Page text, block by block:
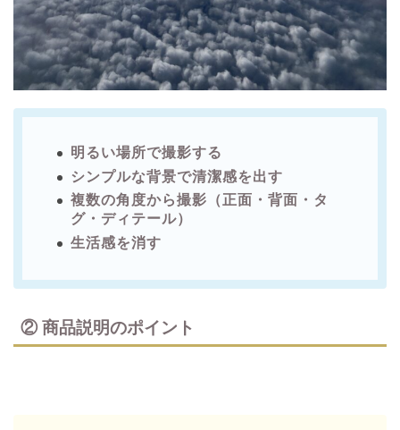
明るい場所で撮影する
シンプルな背景で清潔感を出す
複数の角度から撮影（正面・背面・タ
グ・ディテール）
生活感を消す
② 商品説明のポイント